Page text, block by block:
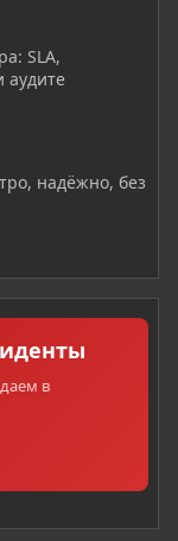
SLA,
аудите
надёжно, без
в